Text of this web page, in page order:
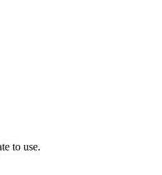
to use.